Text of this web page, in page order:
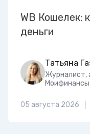
WB Кошелек:
деньги
Татьяна
Журналист,
05 августа 2026